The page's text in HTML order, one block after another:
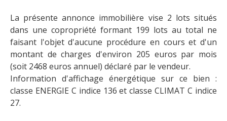
La présente annonce immobilière vise 2 lots situés
dans une copropriété formant 199 lots au total ne
faisant l'objet d'aucune procédure en cours et d'un
montant de charges d'environ 205 euros par mois
(soit 2468 euros annuel) déclaré par le vendeur.
Information d'affichage énergétique sur ce bien :
classe ENERGIE C indice 136 et classe CLIMAT C indice
27.